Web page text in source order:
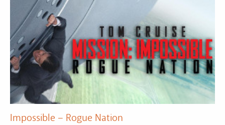
Impossible – Rogue Nation